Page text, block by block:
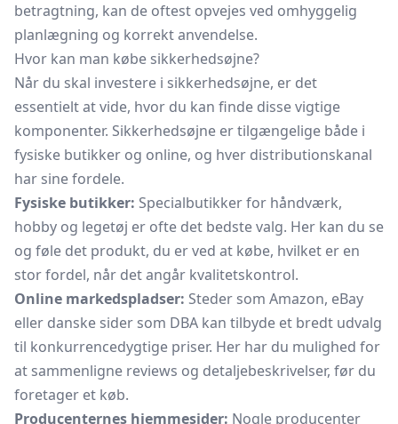
betragtning, kan de oftest opvejes ved omhyggelig
planlægning og korrekt anvendelse.
Hvor kan man købe sikkerhedsøjne?
Når du skal investere i sikkerhedsøjne, er det
essentielt at vide, hvor du kan finde disse vigtige
komponenter. Sikkerhedsøjne er tilgængelige både i
fysiske butikker og online, og hver distributionskanal
har sine fordele.
Fysiske butikker: Specialbutikker for håndværk,
hobby og legetøj er ofte det bedste valg. Her kan du se
og føle det produkt, du er ved at købe, hvilket er en
stor fordel, når det angår kvalitetskontrol.
Online markedspladser: Steder som Amazon, eBay
eller danske sider som DBA kan tilbyde et bredt udvalg
til konkurrencedygtige priser. Her har du mulighed for
at sammenligne reviews og detaljebeskrivelser, før du
foretager et køb.
Producenternes hjemmesider: Nogle producenter